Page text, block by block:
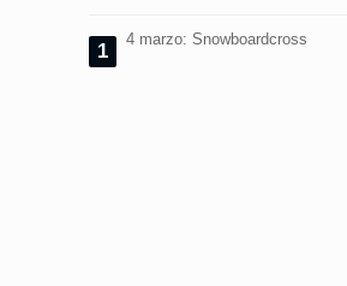
1
4 marzo: Snowboardcross